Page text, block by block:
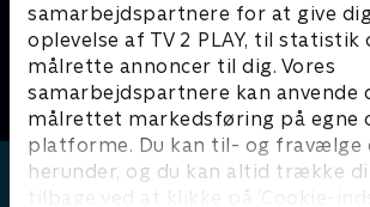
samarbejdspartnere for at give
oplevelse af TV 2 PLAY, til statistik
målrette annoncer til dig. Vores
samarbejdspartnere kan anvende
målrettet markedsføring på egne
platforme. Du kan til- og fravælge
herunder, og du kan altid trække
tilbage ved at klikke på ’Cookie-
Føles som
Børneserier • 1 sæsoner